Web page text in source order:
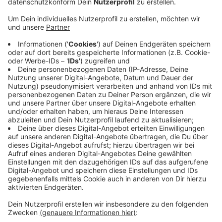
Anzeige
Informationszentrum und Begegnungs- und
Veranstaltungsstätte
Anzeige
Außerdem sollen Burgtor und Burgschenke zu einem
Informationszentrum und einer Begegnungs- und
Veranstaltungsstätte umgebaut werden. Die NRW-
Stiftung hat jetzt dafür bis zu 300.000 Euro Förderung
zugesichert.